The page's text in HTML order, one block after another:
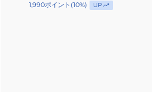
1,990ポイント (10%) UP